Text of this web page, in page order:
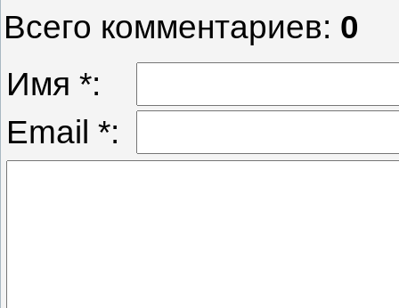
Всего комментариев: 0
Имя *:
Email *: